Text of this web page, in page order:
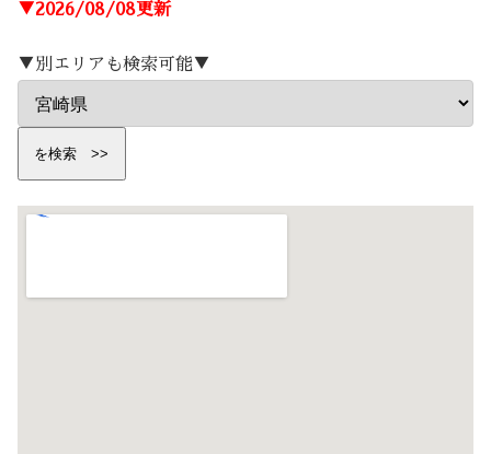
▼2026/08/08更新
▼別エリアも検索可能▼